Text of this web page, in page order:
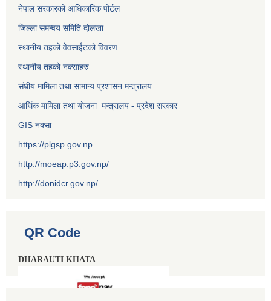
नेपाल सरकारको आधिकारिक पोर्टल
जिल्ला समन्वय समिति दोलखा
स्थानीय तहको वेवसाईटको विवरण
स्थानीय तहको नक्साहरु
संघीय मामिला तथा सामान्य प्रशासन मन्त्रालय
आर्थिक मामिला तथा योजना मन्त्रालय - प्रदेश सरकार
GIS नक्सा
https://plgsp.gov.np
http://moeap.p3.gov.np/
http://donidcr.gov.np/
QR Code
DHARAUTI KHATA